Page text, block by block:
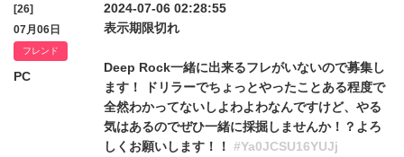
[26]
07月06日
フレンド
PC
2024-07-06 02:28:55
表示期限切れ
Deep Rock一緒に出来るフレがいないので募集し
ます！ ドリラーでちょっとやったことある程度で
全然わかってないしよわよわなんですけど、やる
気はあるのでぜひ一緒に採掘しませんか！？よろ
しくお願いします！！ #Ya0JCSU16YUJj